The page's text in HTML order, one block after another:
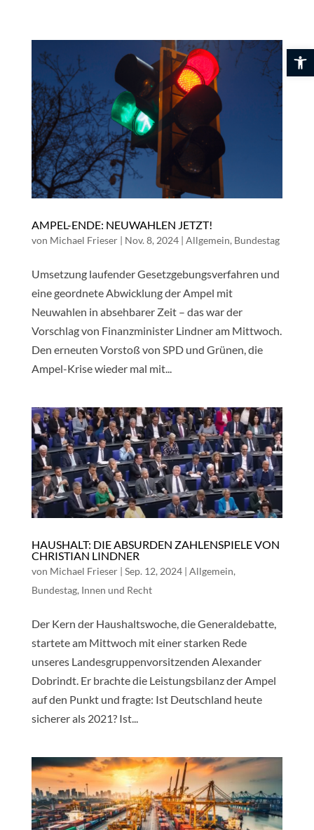
AMPEL-ENDE: NEUWAHLEN JETZT!
von Michael Frieser| Nov. 8, 2024| Allgemein, Bundestag
Umsetzung laufender Gesetzgebungsverfahren und
eine geordnete Abwicklung der Ampel mit
Neuwahlen in absehbarer Zeit – das war der
Vorschlag von Finanzminister Lindner am Mittwoch.
Den erneuten Vorstoß von SPD und Grünen, die
Ampel-Krise wieder mal mit...
HAUSHALT: DIE ABSURDEN ZAHLENSPIELE VON
CHRISTIAN LINDNER
von Michael Frieser| Sep. 12, 2024| Allgemein,
Bundestag, Innen und Recht
Der Kern der Haushaltswoche, die Generaldebatte,
startete am Mittwoch mit einer starken Rede
unseres Landesgruppenvorsitzenden Alexander
Dobrindt. Er brachte die Leistungsbilanz der Ampel
auf den Punkt und fragte: Ist Deutschland heute
sicherer als 2021? Ist...